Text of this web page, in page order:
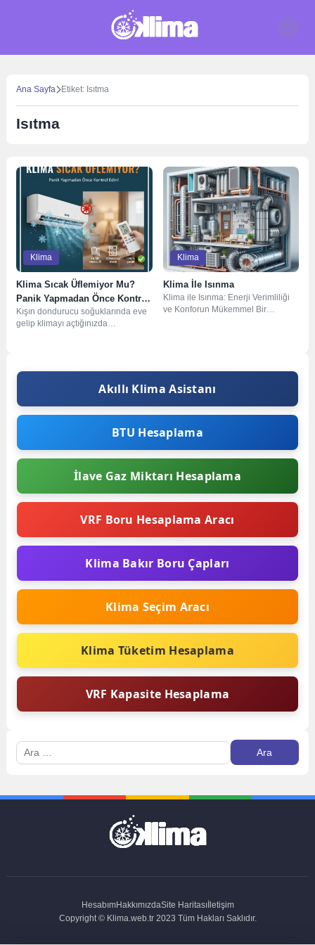
Ana Sayfa Etiket: Isıtma
Isıtma
Klima
Klima Sıcak Üflemiyor Mu?
Panik Yapmadan Önce Kontrol
Etmeniz Gerekenler
Kışın dondurucu soğuklarında eve
gelip klimayı açtığınızda
Klima
Klima İle Isınma
Klima ile Isınma: Enerji Verimliliği
ve Konforun Mükemmel Bir
Akıllı Klima Asistanı
BTU Hesaplama
İlave Gaz Miktarı Hesaplama
VRF Boru Hesaplama Aracı
Klima Bakır Boru Çapları
Klima Seçim Aracı
Klima Tüketim Hesaplama
VRF Kapasite Hesaplama
Arama:
HesabımHakkımızdaSite Haritasıİletişim
Copyright © Klima.web.tr 2023 Tüm Hakları Saklıdır.